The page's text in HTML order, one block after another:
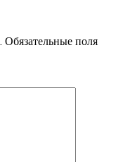
Обязательные поля